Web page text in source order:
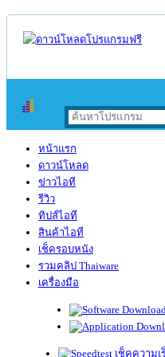
หน้าแรก
ดาวน์โหลด
ข่าวไอที
รีวิว
ทิปส์ไอที
สินค้าไอที
เช็ครอบหนัง
รวมคลิป Thaiware
เครื่องมือ
เช็คความเ